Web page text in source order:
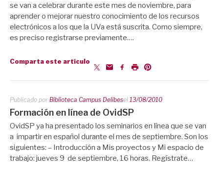
se van a celebrar durante este mes de noviembre, para
aprender o mejorar nuestro conocimiento de los recursos
electrónicos a los que la UVa está suscrita. Como siempre,
es preciso registrarse previamente….
Comparta este artículo
Publicado por Biblioteca Campus Delibesel 13/08/2010
Formación en línea de OvidSP
OvidSP ya ha presentado los seminarios en línea que se van
a impartir en español durante el mes de septiembre. Son los
siguientes: – Introducción a Mis proyectos y Mi espacio de
trabajo: jueves 9 de septiembre, 16 horas. Regístrate…